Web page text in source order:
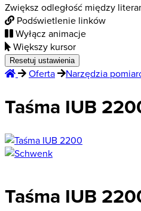
Zwiększ odległość między
Podświetlenie linków
Wyłącz animacje
Większy kursor
Resetuj ustawienia
Oferta Narzędzia
Taśma IUB
Taśma IUB